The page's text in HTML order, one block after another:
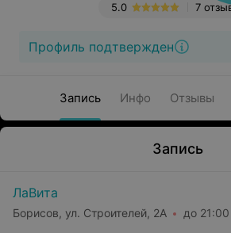
7
5.0
Профиль подтвержден
Запись Инфо Отзывы
Запись
ЛаВита
Борисов, ул. Строителей, 2А до 21:00